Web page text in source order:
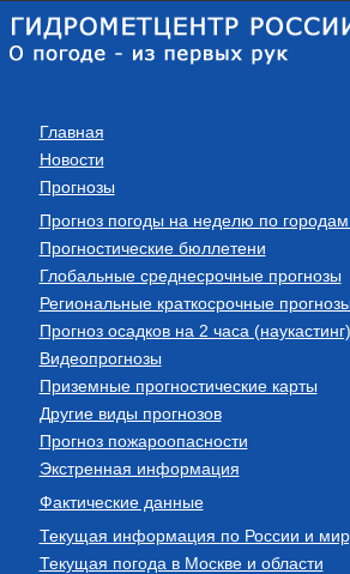
Главная
Новости
Прогнозы
Прогноз погоды на неделю по
Прогностические бюллетени
Глобальные среднесрочные прогнозы
Региональные краткосрочные прогнозы
Прогноз осадков на 2 часа (наукастинг)
Видеопрогнозы
Приземные прогностические карты
Другие виды прогнозов
Прогноз пожароопасности
Экстренная информация
Фактические данные
Текущая информация по России и
Текущая погода в Москве и области